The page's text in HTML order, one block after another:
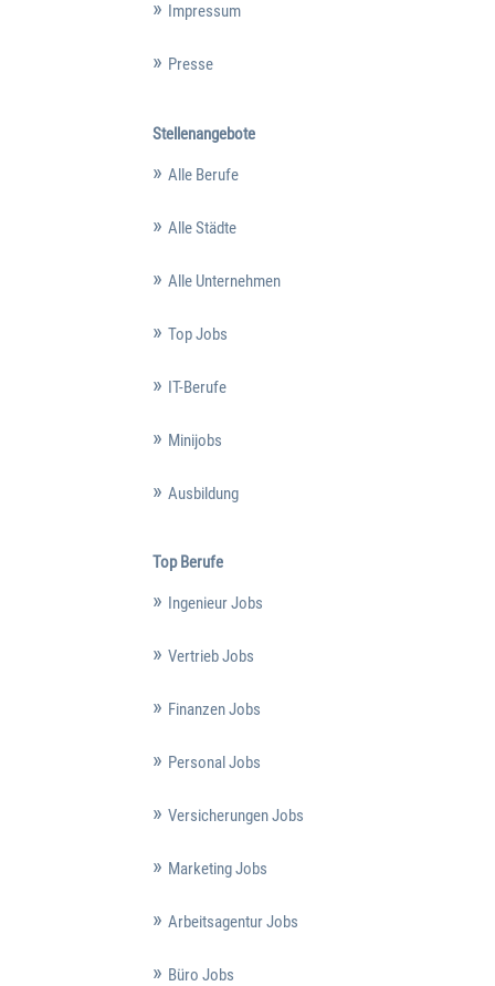
Impressum
Presse
Stellenangebote
Alle Berufe
Alle Städte
Alle Unternehmen
Top Jobs
IT-Berufe
Minijobs
Ausbildung
Top Berufe
Ingenieur Jobs
Vertrieb Jobs
Finanzen Jobs
Personal Jobs
Versicherungen Jobs
Marketing Jobs
Arbeitsagentur Jobs
Büro Jobs